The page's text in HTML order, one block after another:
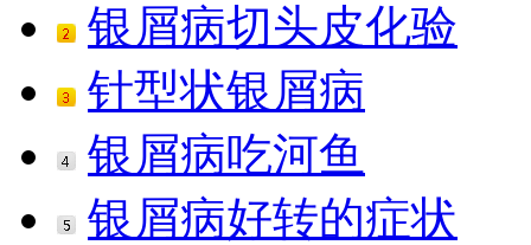
银屑病切头皮化验
针型状银屑病
银屑病吃河鱼
银屑病好转的症状